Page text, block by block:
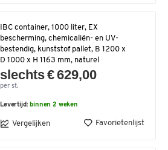
IBC container, 1000 liter, EX
bescherming, chemicaliën- en UV-
bestendig, kunststof pallet, B 1200 x
D 1000 x H 1163 mm, naturel
slechts € 629,00
per st.
Levertijd: binnen 2 weken
Vergelijken Favorietenlijst